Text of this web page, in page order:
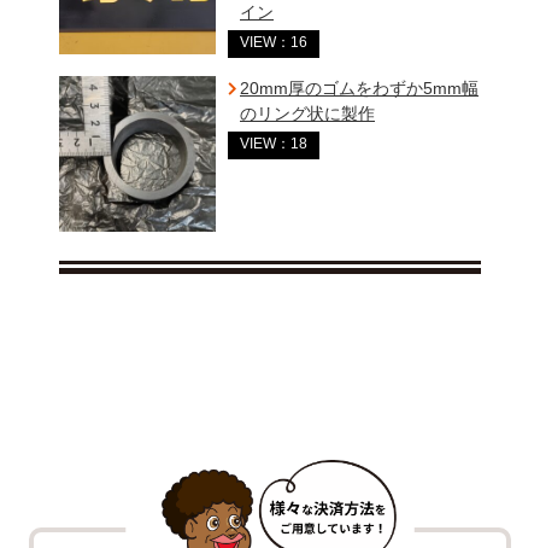
イン
VIEW：16
20mm厚のゴムをわずか5mm幅
のリング状に製作
VIEW：18